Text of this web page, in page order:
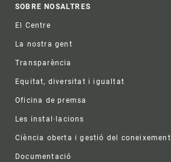
Footer
SOBRE NOSALTRES
El Centre
La nostra gent
Transparència
Equitat, diversitat i igualtat
Oficina de premsa
Les instal·lacions
Ciència oberta i gestió del coneixement
Documentació